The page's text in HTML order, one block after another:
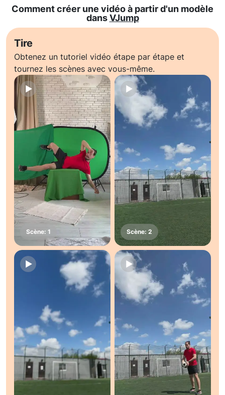
Comment créer une vidéo à partir d'un modèle
dansVJump
Tire
Obtenez un tutoriel vidéo étape par étape et
tournez les scènes avec vous-même.